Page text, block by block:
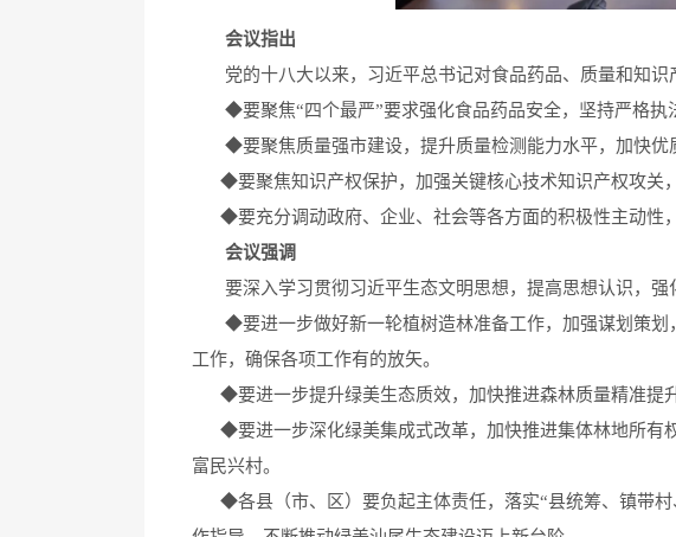
会议指出
党的十八大以来，习近平总书记对食品药品、质量和知识
◆要聚焦“四个最严”要求强化食品药品安全，坚持严格
◆要聚焦质量强市建设，提升质量检测能力水平，加快
◆要聚焦知识产权保护，加强关键核心技术知识产权攻关
◆要充分调动政府、企业、社会等各方面的积极性主动性
会议强调
要深入学习贯彻习近平生态文明思想，提高思想认识，强
◆要进一步做好新一轮植树造林准备工作，加强谋划策
工作，确保各项工作有的放矢。
◆要进一步提升绿美生态质效，加快推进森林质量精准提
◆要进一步深化绿美集成式改革，加快推进集体林地所
富民兴村。
◆各县（市、区）要负起主体责任，落实“县统筹、镇带